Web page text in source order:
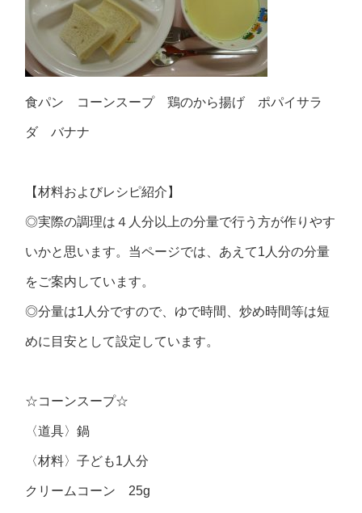
食パン コーンスープ 鶏のから揚げ ポパイサラ
ダ バナナ
【材料およびレシピ紹介】
◎実際の調理は４人分以上の分量で行う方が作りやす
いかと思います。当ページでは、あえて1人分の分量
をご案内しています。
◎分量は1人分ですので、ゆで時間、炒め時間等は短
めに目安として設定しています。
☆コーンスープ☆
〈道具〉鍋
〈材料〉子ども1人分
クリームコーン 25g